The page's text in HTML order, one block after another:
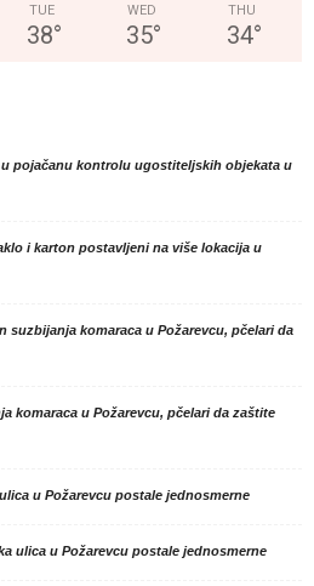
TUE
38°
WED
35°
THU
34°
pojačanu kontrolu ugostiteljskih objekata u
i karton postavljeni na više lokacija u
suzbijanja komaraca u Požarevcu, pčelari da
komaraca u Požarevcu, pčelari da zaštite
u Požarevcu postale jednosmerne
ulica u Požarevcu postale jednosmerne